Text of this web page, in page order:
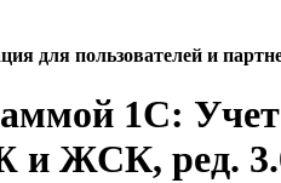
для пользователей и
1С:
ЖСК, ред.